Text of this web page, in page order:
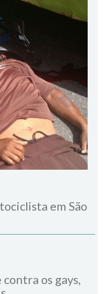
em São
os gays,